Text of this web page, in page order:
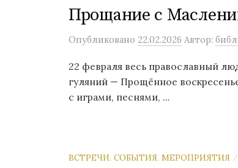
Прощание с
Опубликовано 22.02.2026 Автор:
22 февраля весь православный
гуляний — Прощённое
с играми, песнями, ...
ВСТРЕЧИ. СОБЫТИЯ. МЕРОПРИЯТИЯ /